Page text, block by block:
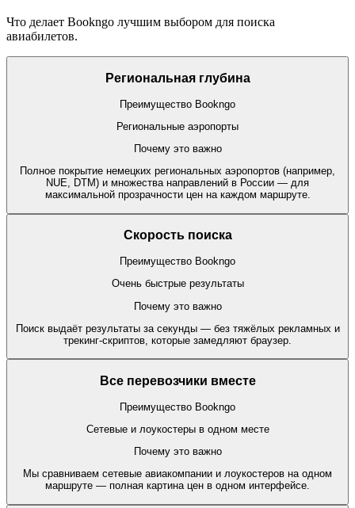
Что делает Bookngo лучшим выбором для поиска
авиабилетов.
Региональная глубина
Преимущество Bookngo
Региональные аэропорты
Почему это важно
Полное покрытие немецких региональных аэропортов (например,
NUE, DTM) и множества направлений в России — для
максимальной прозрачности цен на каждом маршруте.
Скорость поиска
Преимущество Bookngo
Очень быстрые результаты
Почему это важно
Поиск выдаёт результаты за секунды — без тяжёлых рекламных и
трекинг-скриптов, которые замедляют браузер.
Все перевозчики вместе
Преимущество Bookngo
Сетевые и лоукостеры в одном месте
Почему это важно
Мы сравниваем сетевые авиакомпании и лоукостеров на одном
маршруте — полная картина цен в одном интерфейсе.